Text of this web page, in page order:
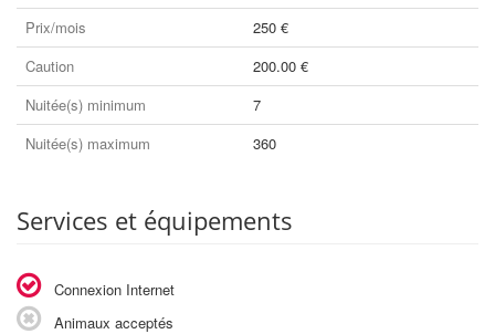
Prix/mois
250 €
Caution
200.00 €
Nuitée(s) minimum
7
Nuitée(s) maximum
360
Services et équipements
Connexion Internet
Animaux acceptés